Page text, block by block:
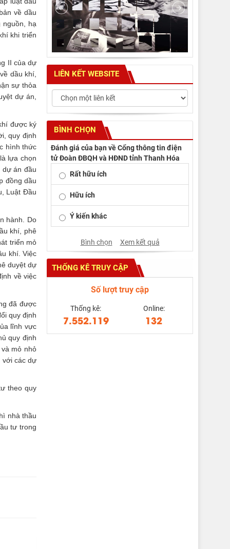
về dầu
nguồn, hạ
khi triển
II của dự
dầu khí,
sự thỏa
dự án,
được ký
quy định
hình thức
lựa chọn
dự án đầu
đồng dầu
Luật Đầu
hành. Do
khí, phê
triển mỏ
khí. Việc
duyệt dự
về việc
đã được
quy định
lĩnh vực
quy định
mỏ nhỏ
với các dự
theo quy
nhà thầu
tư trong
LIÊN KẾT WEBSITE
BÌNH CHỌN
Đánh giá của bạn về Cổng thông tin điện
tử Đoàn ĐBQH và HĐND tỉnh Thanh Hóa
Rất hữu ích
Hữu ích
Ý kiến khác
Bình chọn Xem kết quả
THỐNG KÊ TRUY CẬP
Số lượt truy cập
Thống kê:
7.552.119
Online:
132